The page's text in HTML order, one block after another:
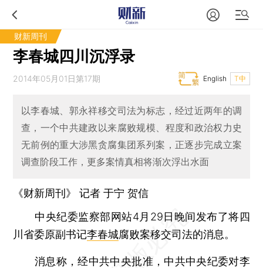
财新周刊
李春城四川沉浮录
2014年05月01日第17期 T中
English
以李春城、郭永祥移交司法为标志，经过近两年的调
查，一个中共建政以来腐败规模、程度和政治权力史
无前例的重大涉黑贪腐集团系列案，正逐步完成立案
调查阶段工作，更多案情真相将渐次浮出水面
《财新周刊》 记者于宁 贺信
中央纪委监察部网站4月29日晚间发布了将四
川省委原副书记李春城腐败案移交司法的消息。
消息称，经中共中央批准，中共中央纪委对李